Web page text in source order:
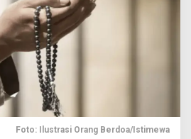
Foto: Ilustrasi Orang Berdoa/Istimewa